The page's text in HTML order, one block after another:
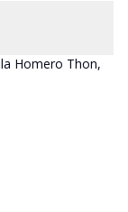
Homero Thon,